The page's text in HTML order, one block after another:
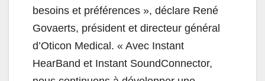
besoins et préférences », déclare René
Govaerts, président et directeur général
d’Oticon Medical. « Avec Instant
HearBand et Instant SoundConnector,